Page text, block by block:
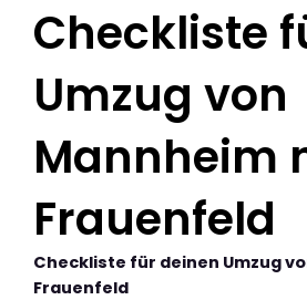
Checkliste
Umzug von
Mannheim
Frauenfeld
Checkliste für deinen Umzug
Frauenfeld